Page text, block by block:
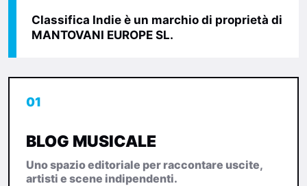
Classifica Indie è un marchio di proprietà di
MANTOVANI EUROPE SL.
01
BLOG MUSICALE
Uno spazio editoriale per raccontare uscite,
artisti e scene indipendenti.